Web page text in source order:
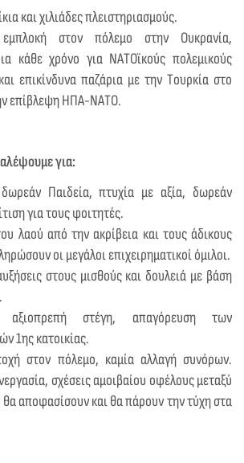
και χιλιάδες πλειστηριασμούς.
εμπλοκή στον πόλεμο στην Ουκρανία,
κάθε χρόνο για ΝΑΤΟϊκούς πολεμικούς
επικίνδυνα παζάρια με την Τουρκία στο
επίβλεψη ΗΠΑ-ΝΑΤΟ.
για:
Παιδεία, πτυχία με αξία, δωρεάν
για τους φοιτητές.
λαού από την ακρίβεια και τους άδικους
οι μεγάλοι επιχειρηματικοί όμιλοι.
στους μισθούς και δουλειά με βάση
στέγη, απαγόρευση των
1ης κατοικίας.
στον πόλεμο, καμία αλλαγή συνόρων.
σχέσεις αμοιβαίου οφέλους μεταξύ
αποφασίσουν και θα πάρουν την τύχη στα